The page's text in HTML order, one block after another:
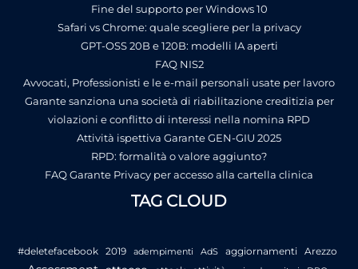
Fine del supporto per Windows 10
Safari vs Chrome: quale scegliere per la privacy
GPT-OSS 20B e 120B: modelli IA aperti
FAQ NIS2
Avvocati, Professionisti e le e-mail personali usate per lavoro
Garante sanziona una società di riabilitazione creditizia per
violazioni e conflitto di interessi nella nomina RPD
Attività ispettiva Garante GEN-GIU 2025
RPD: formalità o valore aggiunto?
FAQ Garante Privacy per accesso alla cartella clinica
TAG CLOUD
#deletefacebook 2019 adempimenti AdS aggiornamenti Arezzo